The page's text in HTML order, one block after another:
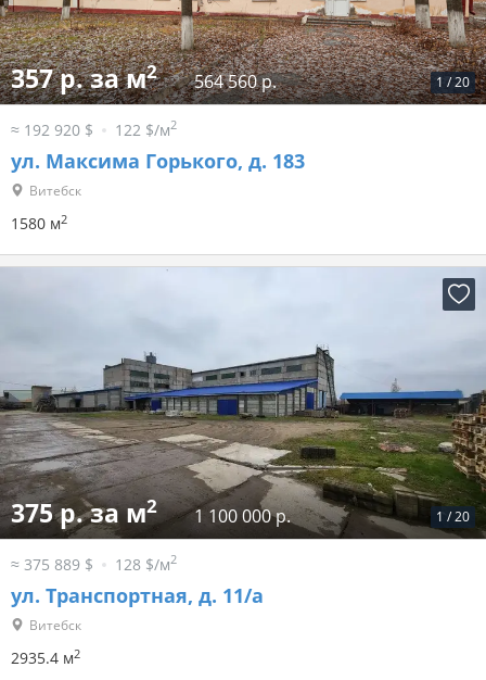
1 /20
357 р. за м2 564 560 р.
≈ 192 920 $ 122 $/м2
ул. Максима Горького, д. 183
Витебск
1580 м2
1 /20
375 р. за м2 1 100 000 р.
≈ 375 889 $ 128 $/м2
ул. Транспортная, д. 11/а
Витебск
2935.4 м2